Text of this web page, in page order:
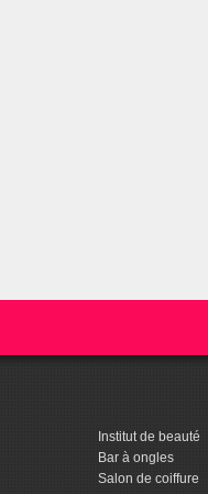
Institut de beauté
Bar à ongles
Salon de coiffure